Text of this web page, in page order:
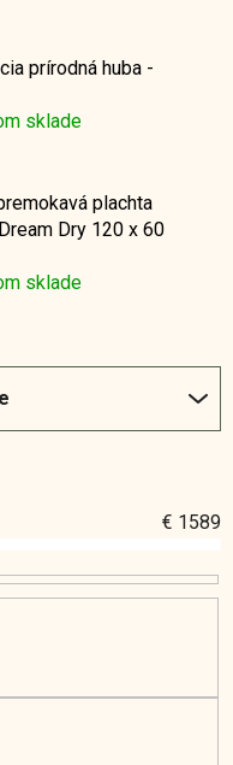
prírodná huba -
sklade
plachta
Dry 120 x 60
sklade
€ 1589